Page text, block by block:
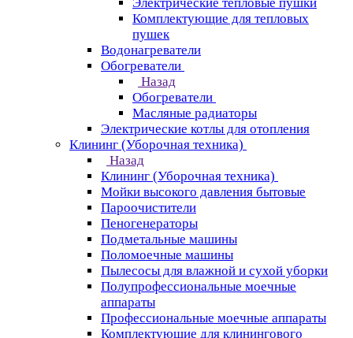
Комплектующие для тепловых
пушек
Водонагреватели
Обогреватели
Назад
Обогреватели
Масляные радиаторы
Электрические котлы для отопления
Клининг (Уборочная техника)
Назад
Клининг (Уборочная техника)
Мойки высокого давления бытовые
Пароочистители
Пеногенераторы
Подметальные машины
Поломоечные машины
Пылесосы для влажной и сухой уборки
Полупрофессиональные моечные
аппараты
Профессиональные моечные аппараты
Комплектующие для клинингового